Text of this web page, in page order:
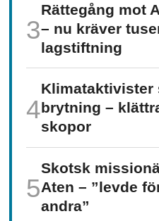
Rättegång mot
– nu kräver
lagstiftning
brytning –
skopor
Skotsk
Aten – ”levde
andra”